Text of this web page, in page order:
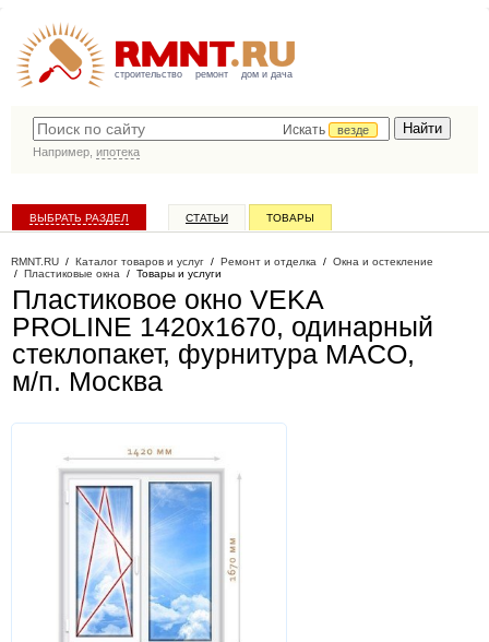
строительство ремонт дом и дача
Искать
везде
Например, ипотека
ВЫБРАТЬ РАЗДЕЛ СТАТЬИ ТОВАРЫ
RMNT.RU / Каталог товаров и услуг / Ремонт и отделка / Окна и остекление
/ Пластиковые окна / Товары и услуги
Пластиковое окно VEKA
PROLINE 1420х1670, одинарный
стеклопакет, фурнитура MACO,
м/п. Москва